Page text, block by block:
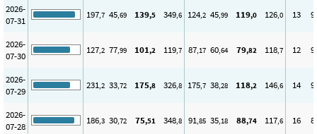
2026-
07-31
197,7 45,69 139,5 349,6 124,2 45,99 119,0 126,0 13 9
2026-
07-30
127,2 77,99 101,2 119,7 87,17 60,64 79,82 118,7 12 9
2026-
07-29
231,2 33,72 175,8 326,8 175,7 38,28 118,2 146,6 14 9
2026-
07-28
186,3 30,72 75,51 348,8 91,85 35,18 88,74 117,6 16 8